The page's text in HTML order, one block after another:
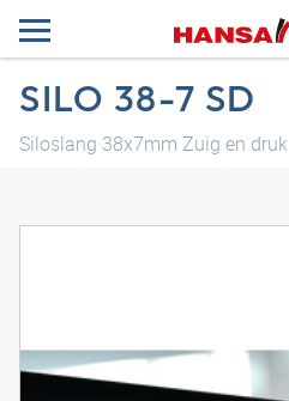
SILO 38-7 SD
Siloslang 38x7mm Zuig en druk